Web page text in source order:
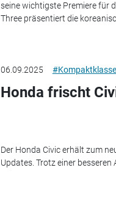
seine wichtigste Premiere für
Three präsentiert die
06.09.2025 #Kompaktklasse
Honda frischt
Der Honda Civic erhält zum
Updates. Trotz einer